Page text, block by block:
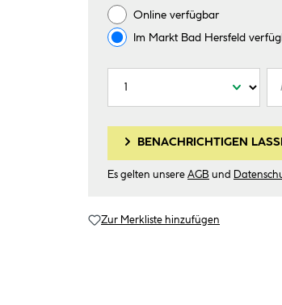
Online verfügbar
Im Markt Bad Hersfeld
BENACHRICHTIGEN
Es gelten unsere AGB und
Zur Merkliste hinzufügen